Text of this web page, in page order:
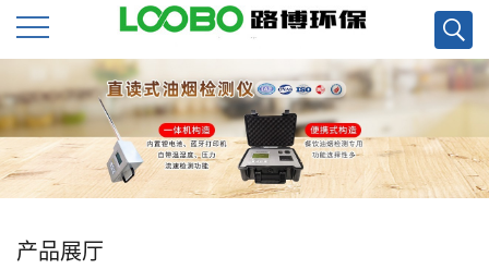
公
司
首
页
产品展厅